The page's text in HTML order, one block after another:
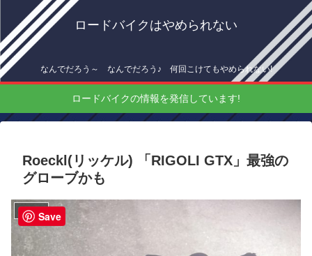
ロードバイクはやめられない
なんでだろう～ なんでだろう♪ 何回こけてもやめられない!
ロードバイクの情報を発信しています!
Roeckl(リッケル) 「RIGOLI GTX」最強の
グローブかも
インプレSave